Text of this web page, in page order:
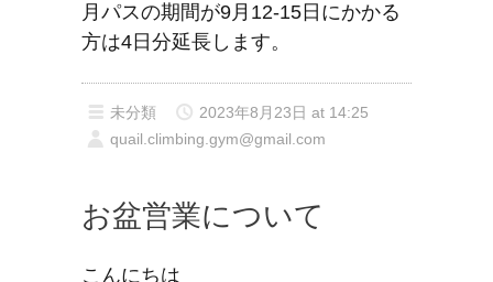
月パスの期間が9月12-15日にかかる
方は4日分延長します。
未分類
2023年8月23日 at 14:25
quail.climbing.gym@gmail.com
お盆営業について
こんにちは